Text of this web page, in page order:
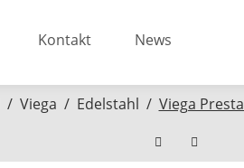
Kontakt News
Viega Edelstahl Viega